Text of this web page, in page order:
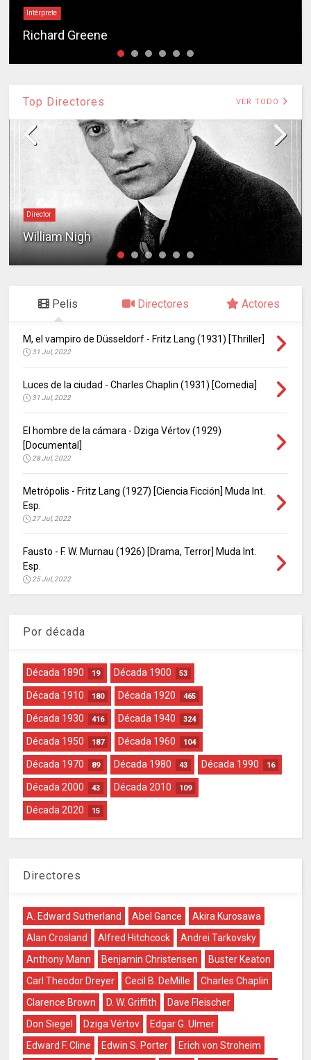
Intérprete
Richard Greene
Top Directores VER TODO
Director
William Nigh
Pelis Directores Actores
M, el vampiro de Düsseldorf - Fritz Lang (1931) [Thriller]
31 Jul, 2022
Luces de la ciudad - Charles Chaplin (1931) [Comedia]
31 Jul, 2022
El hombre de la cámara - Dziga Vértov (1929)
[Documental]
28 Jul, 2022
Metrópolis - Fritz Lang (1927) [Ciencia Ficción] Muda Int.
Esp.
27 Jul, 2022
Fausto - F. W. Murnau (1926) [Drama, Terror] Muda Int.
Esp.
25 Jul, 2022
Por década
Década 1890 19 Década 1900 53
Década 1910 180 Década 1920 465
Década 1930 416 Década 1940 324
Década 1950 187 Década 1960 104
Década 1970 89 Década 1980 43 Década 1990 16
Década 2000 43 Década 2010 109
Década 2020 15
Directores
A. Edward Sutherland Abel Gance
Akira Kurosawa
Alan Crosland
Alfred Hitchcock
Andrei Tarkovsky
Anthony Mann
Benjamin Christensen
Buster Keaton
Carl Theodor Dreyer
Cecil B. DeMille
Charles Chaplin
Clarence Brown
D. W. Griffith
Dave Fleischer
Don Siegel
Dziga Vértov
Edgar G. Ulmer
Edward F. Cline
Edwin S. Porter
Erich von Stroheim